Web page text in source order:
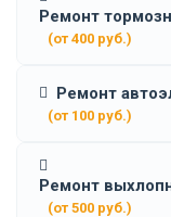
Ремонт
(от 400 руб.)
Ремонт
(от 100 руб.)
Ремонт
(от 500 руб.)